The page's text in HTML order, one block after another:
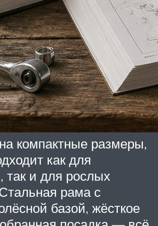
компактные размеры,
как для
так и для рослых
рама с
базой, жёсткое